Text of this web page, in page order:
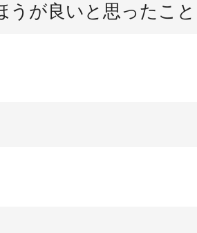
が良いと思ったこと